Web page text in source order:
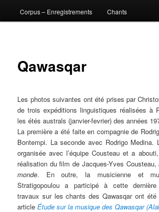
contenu
Corpus – Enregistrements Chants
Qawasqar
Les photos suivantes ont été prises par
de trois expéditions linguistiques réalisées à
les étés australs (janvier-fevrier) des années
La première a été faite en compagnie de
Bontempi. La seconde avec Rodrigo Medina.
organisée avec l’équipe Cousteau et a
réalisation du film de Jacques-Yves Cousteau,
monde. En outre, la musicienne et
Stratigopoulou a participé à cette
travaux sur les chants des Qawasqar ont
articleÉtude sur la musique des Qawasqar